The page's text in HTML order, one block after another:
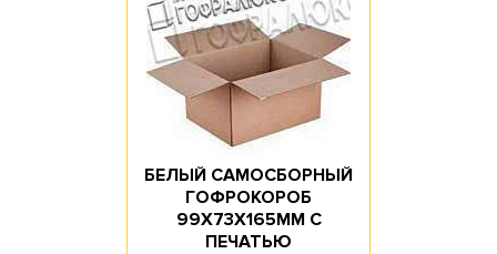
БЕЛЫЙ САМОСБОРНЫЙ
ГОФРОКОРОБ
99Х73Х165ММ С
ПЕЧАТЬЮ